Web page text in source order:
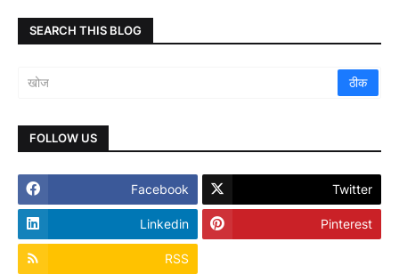
SEARCH THIS BLOG
FOLLOW US
Facebook Twitter
Linkedin Pinterest
RSS